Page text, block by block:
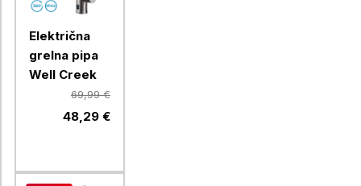
Električna
grelna pipa
Well Creek
69,99 €
48,29 €